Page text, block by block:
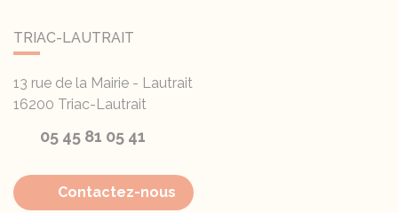
TRIAC-LAUTRAIT
13 rue de la Mairie - Lautrait
16200 Triac-Lautrait
05 45 81 05 41
Contactez-nous